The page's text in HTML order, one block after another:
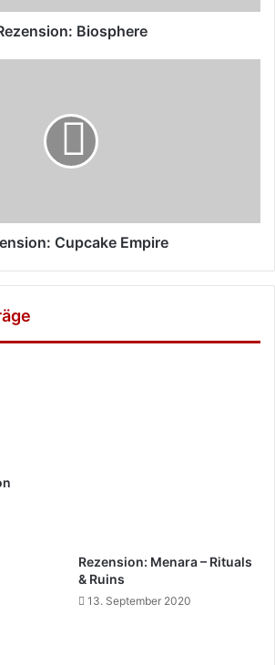
Biosphere
Cupcake Empire
Rezension: Menara – Rituals
& Ruins
13. September 2020